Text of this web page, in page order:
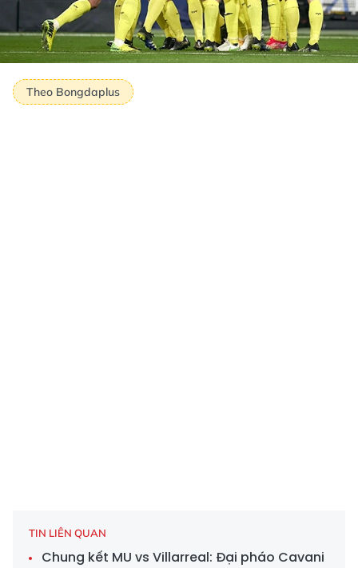
Theo Bongdaplus
TIN LIÊN QUAN
Chung kết MU vs Villarreal: Đại pháo Cavani